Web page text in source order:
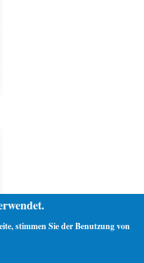
stimmen Sie der Benutzung von